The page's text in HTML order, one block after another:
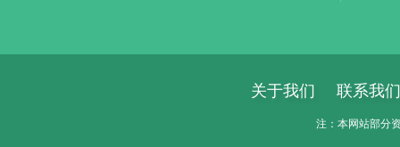
关于我们 联系我们
注：本网站部分